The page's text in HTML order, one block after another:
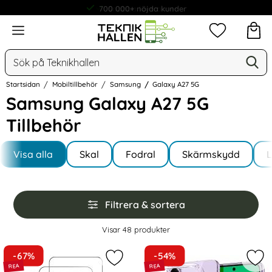
Snabba leveranser
Meny
Sök
Mina
Startsidan Mobiltillbehör Samsung Galaxy A27 5G
Samsung Galaxy A27 5G
Tillbehör
Hoppa
produkter
Underkategorier
Visa alla
I Galaxy A27 5GSkal Fodral Skärmskydd
Hoppa
över
filtersektionen
Filtrera & sortera
Filtrera & sortera
Visar 48 produkter
produktlista
-67%
Markera 2-Pack Samsung A27 5G
-54%